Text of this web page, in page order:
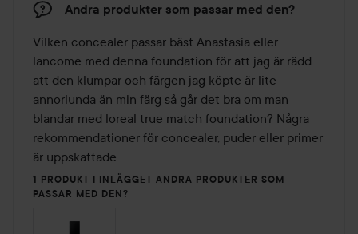
Andra produkter som passar med den?
Vilken concealer passar bäst Anastasia eller
lancome med denna foundation för att jag är rädd
att den klumpar och färgen jag köpte är lite
annorlunda än min färg så går det bra om man
blandar med loreal true match foundation? Några
rekommendationer för concealer, puder eller primer
1 PRODUKT I INLÄGGET ANDRA PRODUKTER SOM
PASSAR MED DEN?